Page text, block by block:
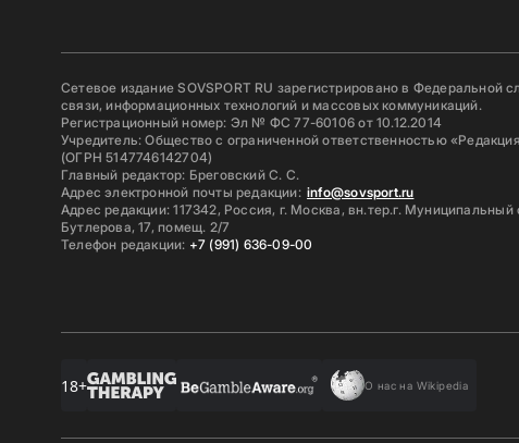
Сетевое издание SOVSPORT RU зарегистрировано в Федеральной
связи, информационных технологий и массовых коммуникаций.
Регистрационный номер: Эл № ФС 77-60106 от 10.12.2014
Учредитель: Общество с ограниченной ответственностью
(ОГРН 5147746142704)
Главный редактор: Бреговский С. С.
Адрес электронной почты редакции: info@sovsport.ru
Адрес редакции: 117342, Россия, г. Москва, вн.тер.г. Муниципальный
Бутлерова, 17, помещ. 2/7
Телефон редакции: +7 (991) 636-09-00
18+ О нас на Wikipedia